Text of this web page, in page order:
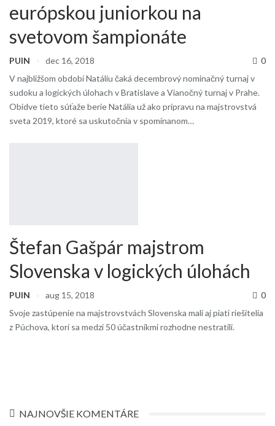
európskou juniorkou na
svetovom šampionáte
PUIN dec 16, 2018
0
V najbližšom období Natáliu čaká decembrový nominačný turnaj v
sudoku a logických úlohach v Bratislave a Vianočný turnaj v Prahe.
Obidve tieto súťaže berie Natália už ako prípravu na majstrovstvá
sveta 2019, ktoré sa uskutočnia v spomínanom…
Štefan Gašpár majstrom
Slovenska v logických úlohách
PUIN aug 15, 2018
0
Svoje zastúpenie na majstrovstvách Slovenska mali aj piati riešitelia
z Púchova, ktorí sa medzi 50 účastníkmi rozhodne nestratili.
NAJNOVŠIE KOMENTÁRE